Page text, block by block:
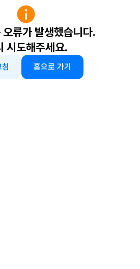
오류가 발생했습니다.
시도해주세요.
홈으로 가기